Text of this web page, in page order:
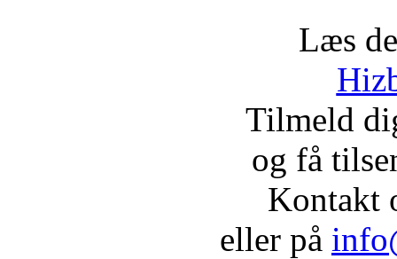
Læs
Tilmeld
og få
Kontakt
eller på